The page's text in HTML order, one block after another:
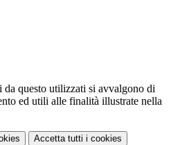
questo utilizzati si avvalgono di
ed utili alle finalità illustrate nella
Accetta tutti i cookies